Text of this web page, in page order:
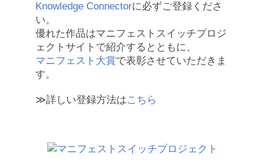
Knowledge Connectorに必ずご登録くださ
い。
優れた作品はマニフェストスイッチプロジ
ェクトサイトで紹介するとともに、
マニフェスト大賞で表彰させていただきま
す。
≫詳しい登録方法はこちら